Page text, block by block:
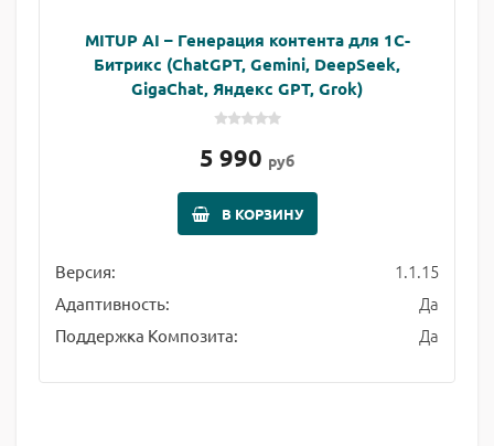
MITUP AI – Генерация контента для 1С-
Битрикс (ChatGPT, Gemini, DeepSeek,
GigaChat, Яндекс GPT, Grok)
5 990 руб
В КОРЗИНУ
Версия: 1.1.15
Адаптивность: Да
Поддержка Композита: Да